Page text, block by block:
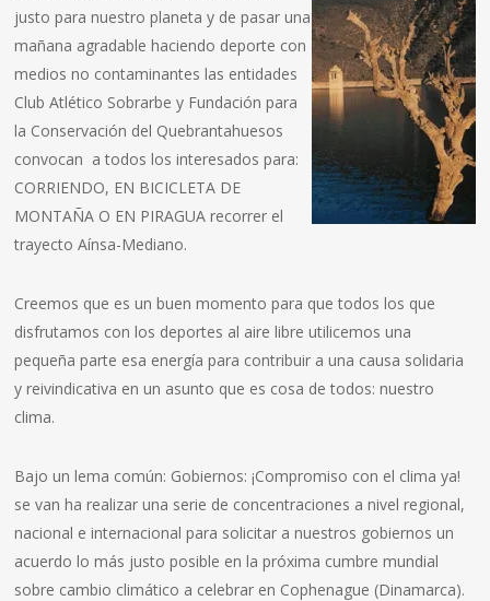
justo para nuestro planeta y de pasar una
mañana agradable haciendo deporte con
medios no contaminantes las entidades
Club Atlético Sobrarbe y Fundación para
la Conservación del Quebrantahuesos
convocan a todos los interesados para:
CORRIENDO, EN BICICLETA DE
MONTAÑA O EN PIRAGUA recorrer el
trayecto Aínsa-Mediano.
Creemos que es un buen momento para que todos los que
disfrutamos con los deportes al aire libre utilicemos una
pequeña parte esa energía para contribuir a una causa solidaria
y reivindicativa en un asunto que es cosa de todos: nuestro
clima.
Bajo un lema común: Gobiernos: ¡Compromiso con el clima ya!
se van ha realizar una serie de concentraciones a nivel regional,
nacional e internacional para solicitar a nuestros gobiernos un
acuerdo lo más justo posible en la próxima cumbre mundial
sobre cambio climático a celebrar en Cophenague (Dinamarca).